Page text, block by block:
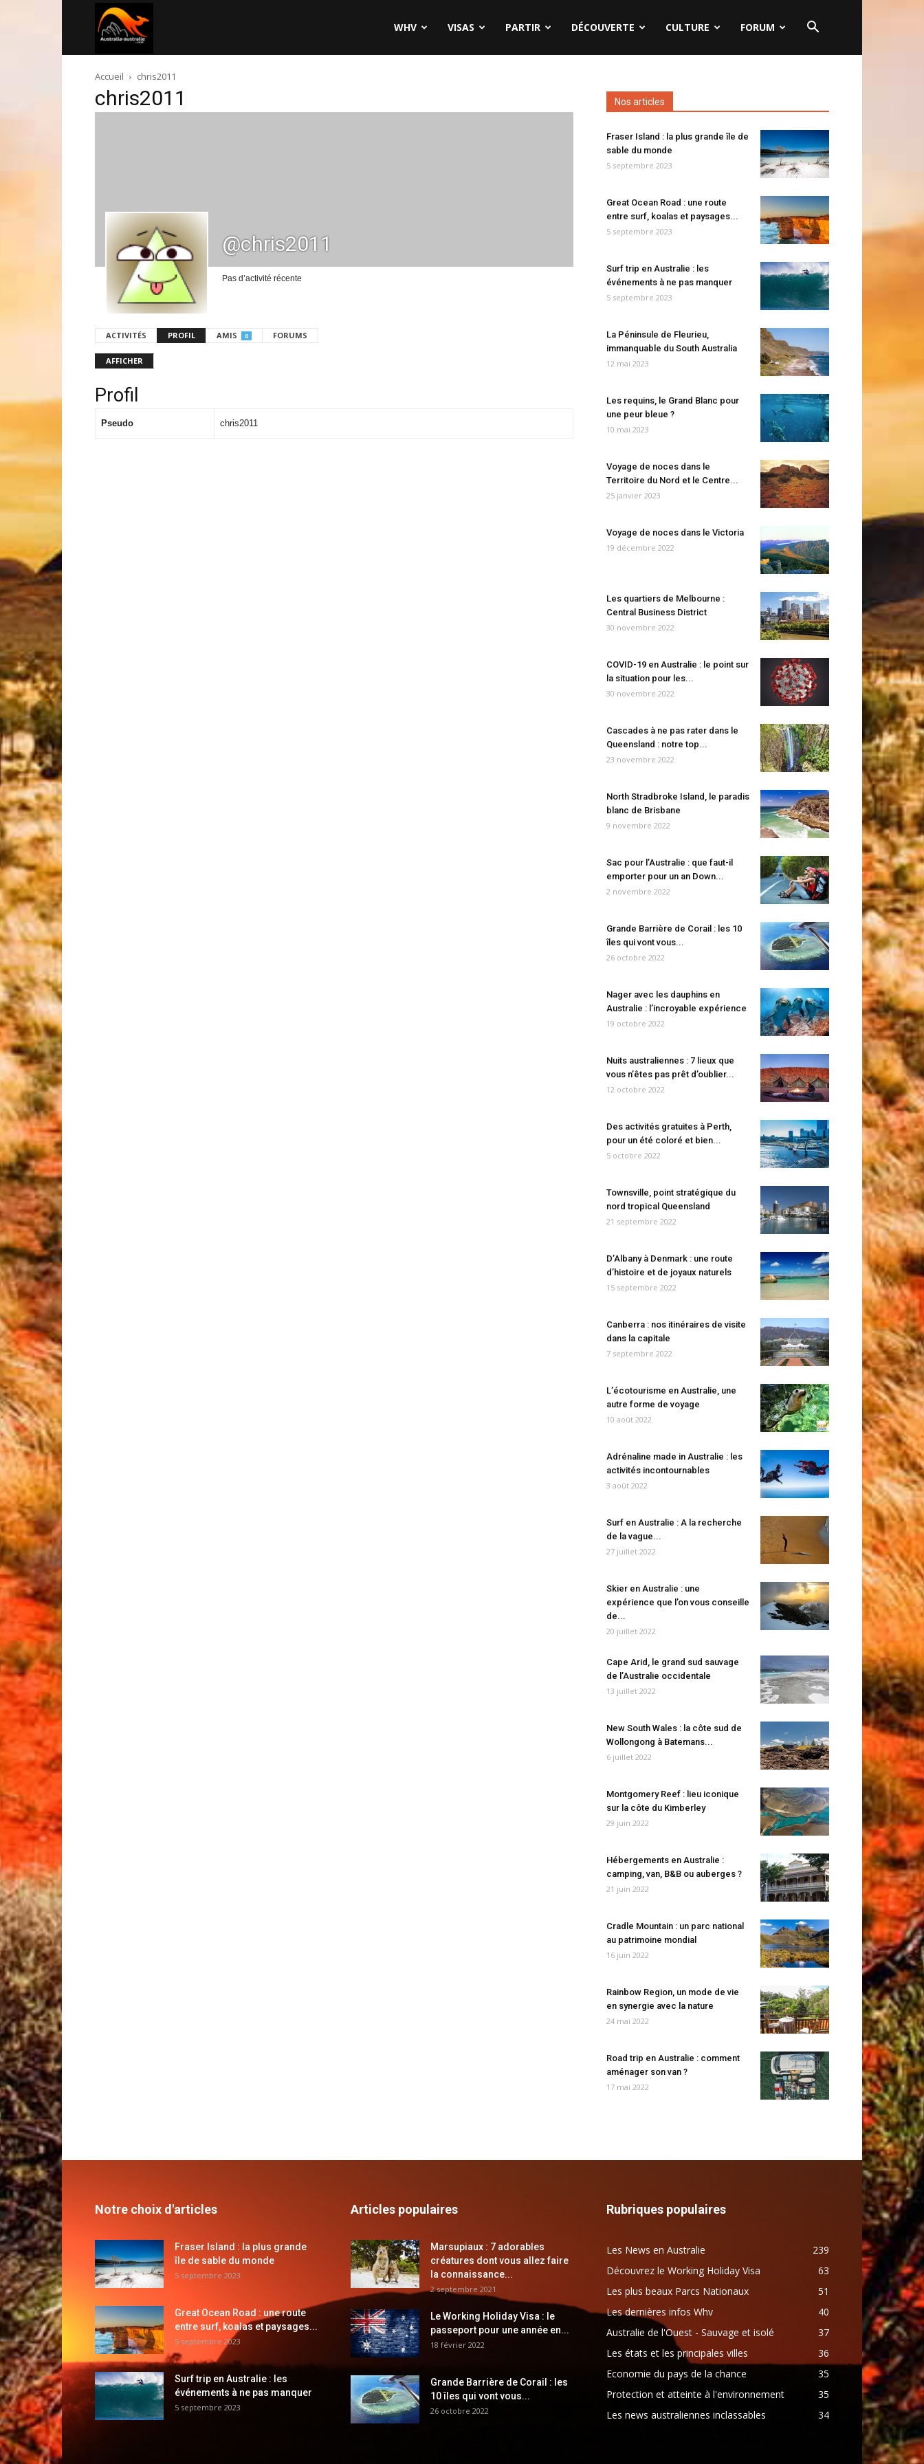
australie.com
WHV VISAS PARTIR DÉCOUVERTE CULTURE FORUM
Accueil chris2011
chris2011
@chris2011
Pas d’activité récente
ACTIVITÉS PROFIL AMIS 0 FORUMS
AFFICHER
Profil
Pseudo chris2011
Nos articles
Fraser Island : la plus grande île de
sable du monde
5 septembre 2023
Great Ocean Road : une route
entre surf, koalas et paysages...
5 septembre 2023
Surf trip en Australie : les
événements à ne pas manquer
5 septembre 2023
La Péninsule de Fleurieu,
immanquable du South Australia
12 mai 2023
Les requins, le Grand Blanc pour
une peur bleue ?
10 mai 2023
Voyage de noces dans le
Territoire du Nord et le Centre...
25 janvier 2023
Voyage de noces dans le Victoria
19 décembre 2022
Les quartiers de Melbourne :
Central Business District
30 novembre 2022
COVID-19 en Australie : le point sur
la situation pour les...
30 novembre 2022
Cascades à ne pas rater dans le
Queensland : notre top...
23 novembre 2022
North Stradbroke Island, le paradis
blanc de Brisbane
9 novembre 2022
Sac pour l’Australie : que faut-il
emporter pour un an Down...
2 novembre 2022
Grande Barrière de Corail : les 10
îles qui vont vous...
26 octobre 2022
Nager avec les dauphins en
Australie : l’incroyable expérience
19 octobre 2022
Nuits australiennes : 7 lieux que
vous n’êtes pas prêt d’oublier...
12 octobre 2022
Des activités gratuites à Perth,
pour un été coloré et bien...
5 octobre 2022
Townsville, point stratégique du
nord tropical Queensland
21 septembre 2022
D’Albany à Denmark : une route
d’histoire et de joyaux naturels
15 septembre 2022
Canberra : nos itinéraires de visite
dans la capitale
7 septembre 2022
L’écotourisme en Australie, une
autre forme de voyage
10 août 2022
Adrénaline made in Australie : les
activités incontournables
3 août 2022
Surf en Australie : A la recherche
de la vague...
27 juillet 2022
Skier en Australie : une
expérience que l’on vous conseille
de...
20 juillet 2022
Cape Arid, le grand sud sauvage
de l’Australie occidentale
13 juillet 2022
New South Wales : la côte sud de
Wollongong à Batemans...
6 juillet 2022
Montgomery Reef : lieu iconique
sur la côte du Kimberley
29 juin 2022
Hébergements en Australie :
camping, van, B&B ou auberges ?
21 juin 2022
Cradle Mountain : un parc national
au patrimoine mondial
16 juin 2022
Rainbow Region, un mode de vie
en synergie avec la nature
24 mai 2022
Road trip en Australie : comment
aménager son van ?
17 mai 2022
Notre choix d'articles
Fraser Island : la plus grande
île de sable du monde
5 septembre 2023
Great Ocean Road : une route
entre surf, koalas et paysages...
5 septembre 2023
Surf trip en Australie : les
événements à ne pas manquer
5 septembre 2023
Articles populaires
Marsupiaux : 7 adorables
créatures dont vous allez faire
la connaissance...
2 septembre 2021
Le Working Holiday Visa : le
passeport pour une année en...
18 février 2022
Grande Barrière de Corail : les
10 îles qui vont vous...
26 octobre 2022
Rubriques populaires
Les News en Australie
239
Découvrez le Working Holiday Visa
63
Les plus beaux Parcs Nationaux
51
Les dernières infos Whv
40
Australie de l'Ouest - Sauvage et isolé
37
Les états et les principales villes
36
Economie du pays de la chance
35
Protection et atteinte à l'environnement
35
Les news australiennes inclassables
34